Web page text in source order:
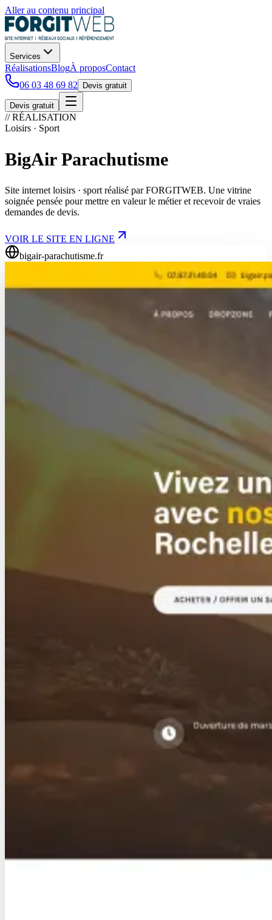
Aller au contenu principal
Services
RéalisationsBlogÀ proposContact
06 03 48 69 82
Devis gratuit
Devis gratuit
// RÉALISATION
Loisirs · Sport
BigAir Parachutisme
Site internet loisirs · sport réalisé par FORGITWEB. Une vitrine
soignée pensée pour mettre en valeur le métier et recevoir de vraies
demandes de devis.
VOIR LE SITE EN LIGNE
bigair-parachutisme.fr